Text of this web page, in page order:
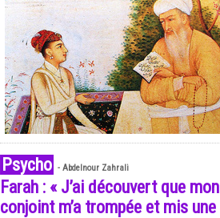
Psycho - Abdelnour Zahrali
Farah : « J’ai découvert que mon
conjoint m’a trompée et mis une